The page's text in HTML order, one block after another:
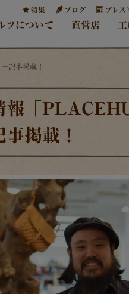
特集 ブログ プレス
ツについて 直営店
記事掲載！
報「
掲載！